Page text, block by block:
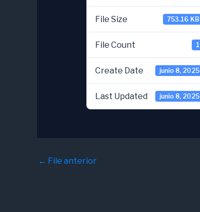
File Size 753.16 KB
File Count 1
Create Date junio 8, 2025
Last Updated junio 8, 2025
← File anterior